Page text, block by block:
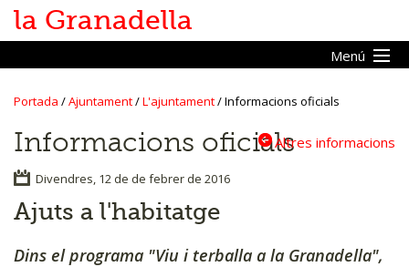
la Granadella
Menú
Ajuntament
Portada /Ajuntament/L'ajuntament/Informacions oficials
Informacions oficialsAltres informacions
Divendres, 12 de de febrer de 2016
Ajuts a l'habitatge
Dins el programa "Viu i terballa a la Granadella",